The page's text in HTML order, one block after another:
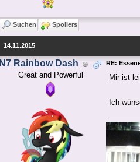
Suchen Spoilers
14.11.2015
N7 Rainbow Dash
Great and Powerful
RE:
Mir ist
Ich